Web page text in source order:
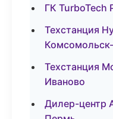
ГК TurboTech
Техстанция
Техстанция
Иваново
Дилер-центр